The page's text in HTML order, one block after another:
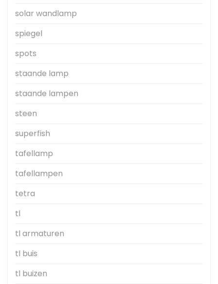
solar wandlamp
spiegel
spots
staande lamp
staande lampen
steen
superfish
tafellamp
tafellampen
tetra
tl
tl armaturen
tl buis
tl buizen